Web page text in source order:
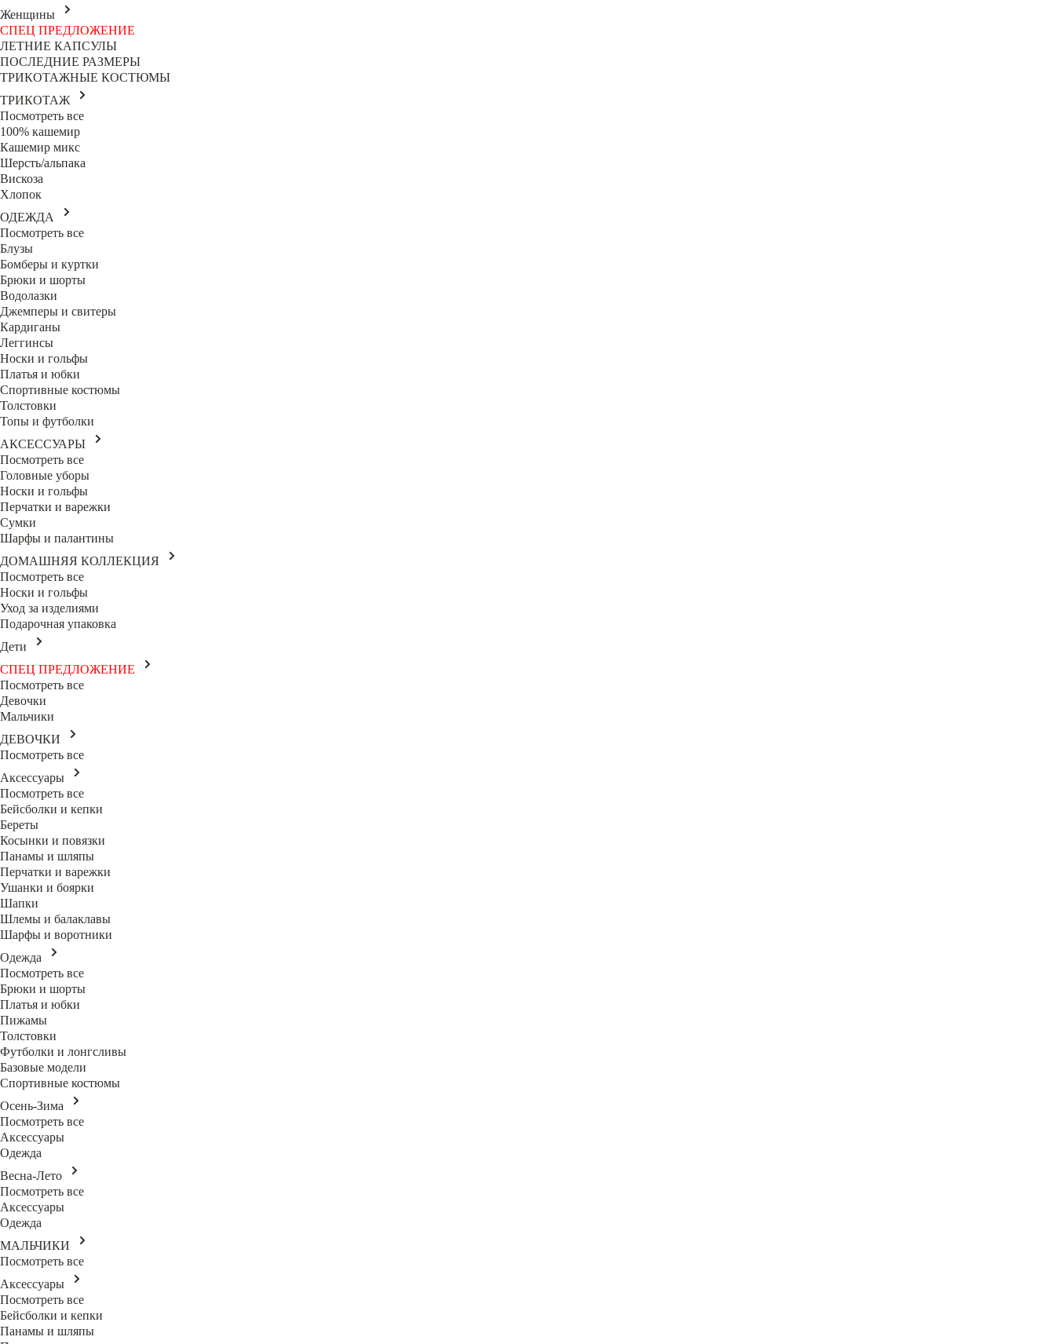
Женщины
СПЕЦ ПРЕДЛОЖЕНИЕ
ЛЕТНИЕ КАПСУЛЫ
ПОСЛЕДНИЕ РАЗМЕРЫ
ТРИКОТАЖНЫЕ КОСТЮМЫ
ТРИКОТАЖ
Посмотреть все
100% кашемир
Кашемир микс
Шерсть/альпака
Вискоза
Хлопок
ОДЕЖДА
Посмотреть все
Блузы
Бомберы и куртки
Брюки и шорты
Водолазки
Джемперы и свитеры
Кардиганы
Леггинсы
Носки и гольфы
Платья и юбки
Спортивные костюмы
Толстовки
Топы и футболки
АКСЕССУАРЫ
Посмотреть все
Головные уборы
Носки и гольфы
Перчатки и варежки
Сумки
Шарфы и палантины
ДОМАШНЯЯ КОЛЛЕКЦИЯ
Посмотреть все
Носки и гольфы
Уход за изделиями
Подарочная упаковка
Дети
СПЕЦ ПРЕДЛОЖЕНИЕ
Посмотреть все
Девочки
Мальчики
ДЕВОЧКИ
Посмотреть все
Аксессуары
Посмотреть все
Бейсболки и кепки
Береты
Косынки и повязки
Панамы и шляпы
Перчатки и варежки
Ушанки и боярки
Шапки
Шлемы и балаклавы
Шарфы и воротники
Одежда
Посмотреть все
Брюки и шорты
Платья и юбки
Пижамы
Толстовки
Футболки и лонгсливы
Базовые модели
Спортивные костюмы
Осень-Зима
Посмотреть все
Аксессуары
Одежда
Весна-Лето
Посмотреть все
Аксессуары
Одежда
МАЛЬЧИКИ
Посмотреть все
Аксессуары
Посмотреть все
Бейсболки и кепки
Панамы и шляпы